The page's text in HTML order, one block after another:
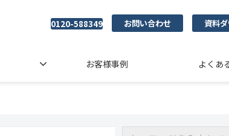
0120-588349 お問い合わせ 資料
お客様事例 よくあ